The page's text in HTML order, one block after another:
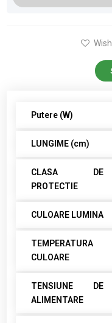
Putere (W)
LUNGIME (cm)
CLASA DE
PROTECTIE
CULOARE LUMINA
TEMPERATURA
CULOARE
TENSIUNE DE
ALIMENTARE